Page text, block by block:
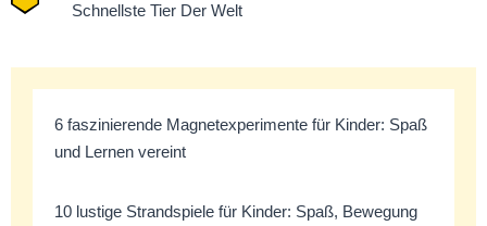
Schnellste Tier Der Welt
6 faszinierende Magnetexperimente für Kinder: Spaß
und Lernen vereint
10 lustige Strandspiele für Kinder: Spaß, Bewegung